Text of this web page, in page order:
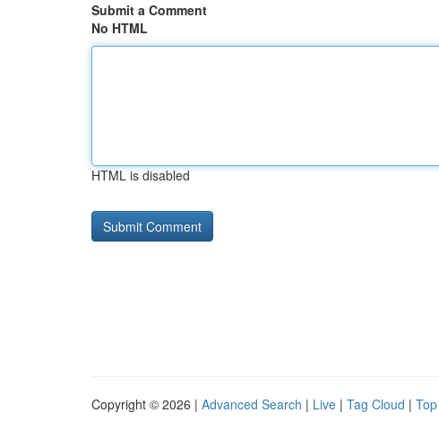
Submit a Comment
No HTML
HTML is disabled
Copyright © 2026 | Advanced Search | Live | Tag Cloud |